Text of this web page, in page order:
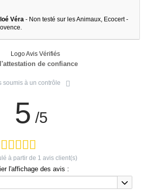
Véra - Non testé sur les Animaux, Ecocert -
de confiance
soumis à un contrôle
5 /5
à partir de 1 avis client(s)
l'affichage des avis :